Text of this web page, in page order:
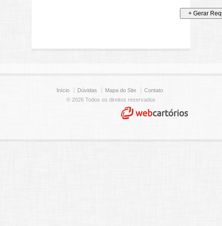
+ Gerar
Início Dúvidas Mapa do Site
Contato
© 2026 Todos os direitos reservados